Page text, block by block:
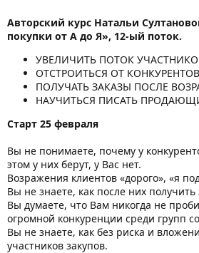
Авторский курс Натальи
покупки от А до Я», 12-ый поток.
УВЕЛИЧИТЬ ПОТОК
ОТСТРОИТЬСЯ ОТ КОНКУРЕНТОВ
ПОЛУЧАТЬ ЗАКАЗЫ ПОСЛЕ
НАУЧИТЬСЯ ПИСАТЬ
Старт 25 февраля
Вы не понимаете, почему у
этом у них берут, у Вас нет.
Возражения клиентов «дорого», «я
Вы не знаете, как после них получить
Вы думаете, что Вам никогда не
огромной конкуренции среди групп
Вы не знаете, как без риска и
участников закупов.